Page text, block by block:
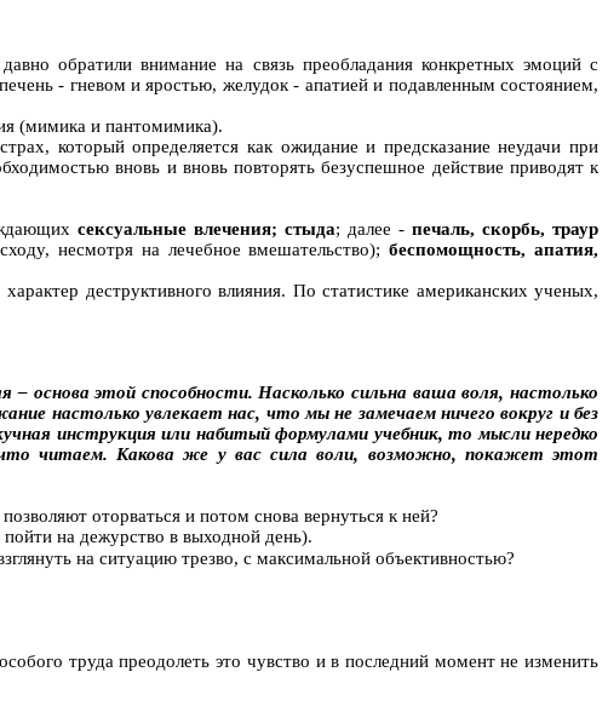
обратили внимание на связь преобладания конкретных эмоций с
- гневом и яростью, желудок - апатией и подавленным состоянием,
(мимика и пантомимика).
который определяется как ожидание и предсказание неудачи при
вновь и вновь повторять безуспешное действие приводят к
сексуальные влечения; стыда; далее - печаль, скорбь, траур
несмотря на лечебное вмешательство);беспомощность, апатия,
деструктивного влияния. По статистике американских ученых,
– основа этой способности. Насколько сильна ваша воля, настолько
настолько увлекает нас, что мы не замечаем ничего вокруг и без
инструкция или набитый формулами учебник, то мысли нередко
читаем. Какова же у вас сила воли, возможно, покажет этот
оторваться и потом снова вернуться к ней?
на дежурство в выходной день).
на ситуацию трезво, с максимальной объективностью?
труда преодолеть это чувство и в последний момент не изменить